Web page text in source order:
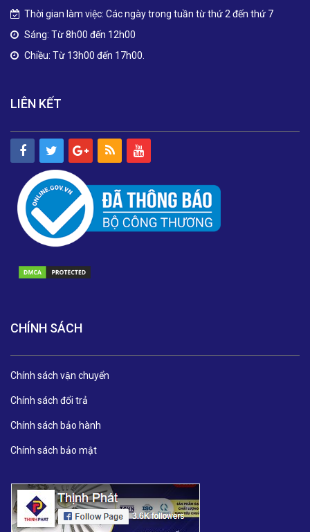
Thời gian làm việc: Các ngày trong tuần từ thứ 2 đến thứ 7
Sáng: Từ 8h00 đến 12h00
Chiều: Từ 13h00 đến 17h00.
LIÊN KẾT
CHÍNH SÁCH
Chính sách vận chuyển
Chính sách đổi trả
Chính sách bảo hành
Chính sách bảo mật